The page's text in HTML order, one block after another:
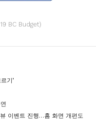
BC Budget)
기’
이벤트 진행…홈 화면 개편도